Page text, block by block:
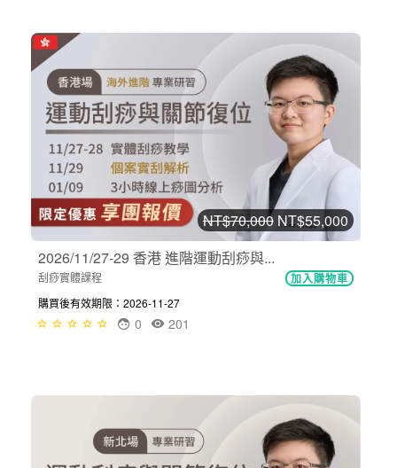
NT$70,000 NT$55,000
2026/11/27-29 香港 進階運動刮痧與...
刮痧實體課程 加入購物車
購買後有效期限：2026-11-27
201
0